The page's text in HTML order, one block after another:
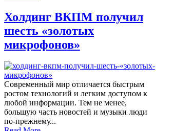
Холдинг ВКПМ получил
шесть «золотых
микрофонов»
Современный мир отличается быстрым
ростом технологий и легким доступом к
любой информации. Тем не менее,
большую часть новостей и музыки люди
по-прежнему...